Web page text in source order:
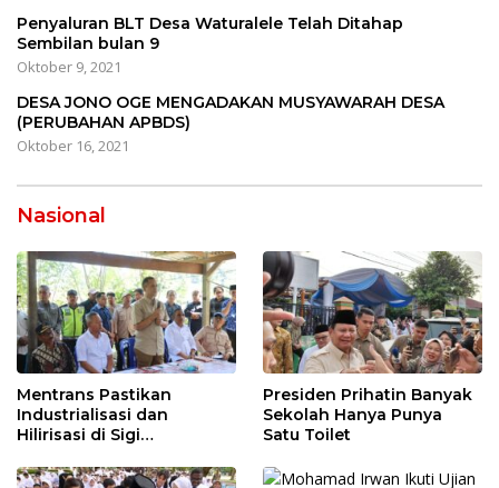
Penyaluran BLT Desa Waturalele Telah Ditahap
Sembilan bulan 9
Oktober 9, 2021
DESA JONO OGE MENGADAKAN MUSYAWARAH DESA
(PERUBAHAN APBDS)
Oktober 16, 2021
Nasional
Mentrans Pastikan
Industrialisasi dan
Hilirisasi di Sigi
Perekonomian Daerah
Presiden Prihatin Banyak
Sekolah Hanya Punya
Satu Toilet